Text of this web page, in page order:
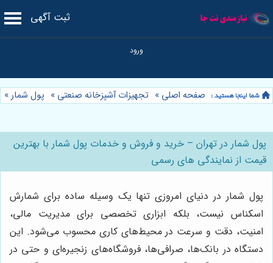
ثبت آگهی
صفحه اصلی » تجهیزات آشپزخانه صنعتی » پول شمار»
پول شمار در تهران – خرید و فروش و خدمات پول شمار با بهترین
قیمت از نمایندگی های رسمی
پول شمار در دنیای امروزی تنها یک وسیله ساده برای شمارش
اسکناس نیست، بلکه ابزاری تخصصی برای مدیریت مالی،
امنیت، دقت و سرعت در محیط‌های کاری محسوب می‌شود. این
دستگاه در بانک‌ها، صرافی‌ها، فروشگاه‌های زنجیره‌ای و حتی در